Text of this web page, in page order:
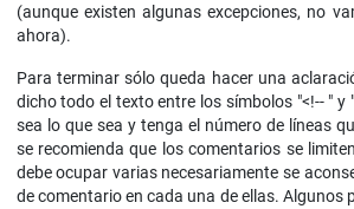
(aunque existen algunas excepciones, no
ahora).
Para terminar sólo queda hacer una
dicho todo el texto entre los símbolos "<!-- " y
sea lo que sea y tenga el número de líneas
se recomienda que los comentarios se
debe ocupar varias necesariamente se
de comentario en cada una de ellas. Algunos